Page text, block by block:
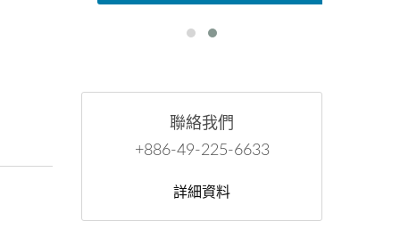
聯絡我們
+886-49-225-6633
詳細資料